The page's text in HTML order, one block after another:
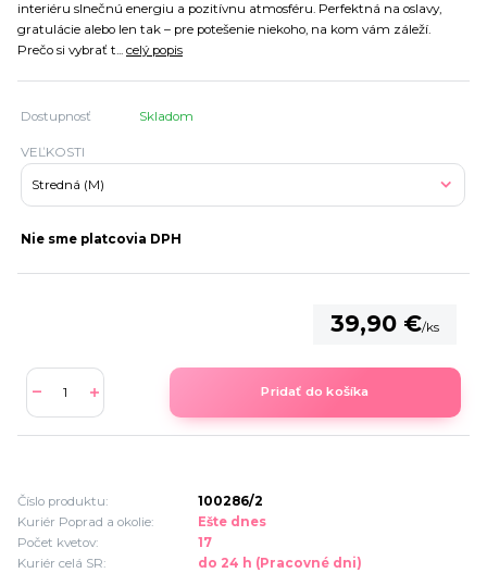
interiéru slnečnú energiu a pozitívnu atmosféru. Perfektná na oslavy,
gratulácie alebo len tak – pre potešenie niekoho, na kom vám záleží.
Prečo si vybrať t... celý popis
Dostupnosť Skladom
VEĽKOSTI
Nie sme platcovia DPH
39,90 €/ks
Pridať do košíka
Číslo produktu:
100286/2
Kuriér Poprad a okolie:
Ešte dnes
Počet kvetov:
17
Kuriér celá SR:
do 24 h (Pracovné dni)